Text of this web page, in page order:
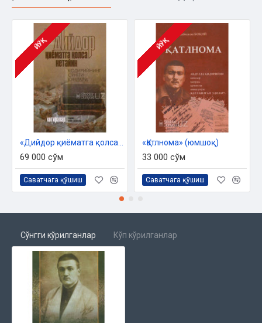
ЙЎҚ
69 000 сўм
Саватчага қўшиш
ЙЎҚ
«Қатлнома» (юмшоқ)
33 000 сўм
Саватчага қўшиш
Сўнгги кўрилганлар Кўп кўрилганлар